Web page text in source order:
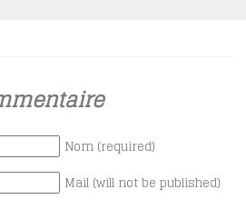
Nom (required)
Mail (will not be published)